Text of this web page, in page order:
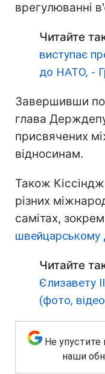
врегулюванні
Читайте
виступає
до НАТО, -
Завершивши
глава
присвячених
відносинам.
Також
різних
самітах,
швейцарському
Читайте
Єлизавету
(фото,
Не
наши